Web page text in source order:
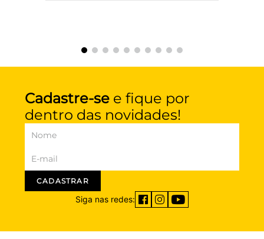
Cadastre-se e fique por
dentro das novidades!
CADASTRAR
Siga nas redes: